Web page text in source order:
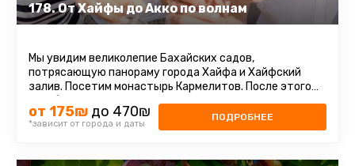
178. От Хайфы до Акко по волнам
Мы увидим великолепие Бахайских садов,
потрясающую панораму города Хайфа и Хайфский
залив. Посетим монастырь Кармелитов. После этого
кораблик отвезет нас в Акко - один ...
от 175₪ до 470₪
*зависит от города и даты
ПОДРОБНЕЕ